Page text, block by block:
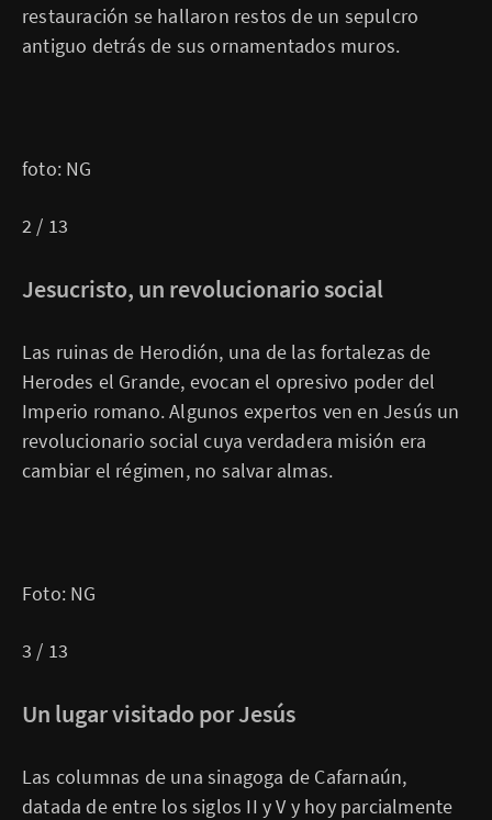
restauración se hallaron restos de un sepulcro
antiguo detrás de sus ornamentados muros.
foto: NG
2 / 13
Jesucristo, un revolucionario social
Las ruinas de Herodión, una de las fortalezas de
Herodes el Grande, evocan el opresivo poder del
Imperio romano. Algunos expertos ven en Jesús un
revolucionario social cuya verdadera misión era
cambiar el régimen, no salvar almas.
Foto: NG
3 / 13
Un lugar visitado por Jesús
Las columnas de una sinagoga de Cafarnaún,
datada de entre los siglos II y V y hoy parcialmente